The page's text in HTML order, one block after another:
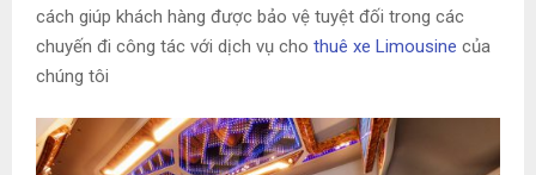
cách giúp khách hàng được bảo vệ tuyệt đối trong các
chuyến đi công tác với dịch vụ cho thuê xe Limousine của
chúng tôi